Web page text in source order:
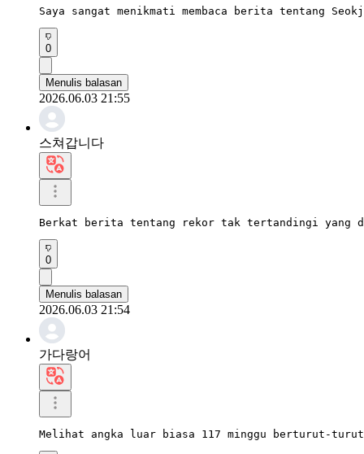
Saya sangat menikmati membaca berita tentang
0
Menulis balasan
2026.06.03 21:55
스쳐갑니다
Berkat berita tentang rekor tak tertandingi yang
0
Menulis balasan
2026.06.03 21:54
가다랑어
Melihat angka luar biasa 117 minggu berturut-